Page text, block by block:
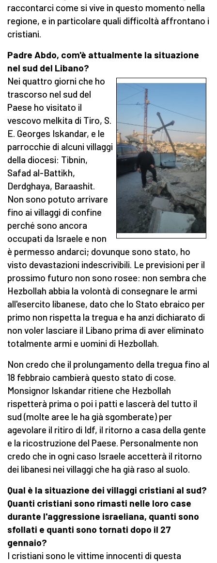
raccontarci come si vive in questo momento nella
regione, e in particolare quali difficoltà affrontano i
cristiani.
Padre Abdo, com'è attualmente la situazione
nel sud del Libano?
Nei quattro giorni che ho
trascorso nel sud del
Paese ho visitato il
vescovo melkita di Tiro, S.
E. Georges Iskandar, e le
parrocchie di alcuni villaggi
della diocesi: Tibnin,
Safad al-Battikh,
Derdghaya, Baraashit.
Non sono potuto arrivare
fino ai villaggi di confine
perché sono ancora
occupati da Israele e non
è permesso andarci; dovunque sono stato, ho
visto devastazioni indescrivibili. Le previsioni per il
prossimo futuro non sono rosee: non sembra che
Hezbollah abbia la volontà di consegnare le armi
all'esercito libanese, dato che lo Stato ebraico per
primo non rispetta la tregua e ha anzi dichiarato di
non voler lasciare il Libano prima di aver eliminato
totalmente armi e uomini di Hezbollah.
Non credo che il prolungamento della tregua fino al
18 febbraio cambierà questo stato di cose.
Monsignor Iskandar ritiene che Hezbollah
rispetterà prima o poi i patti e lascerà del tutto il
sud (molte aree le ha già sgomberate) per
agevolare il ritiro di Idf, il ritorno a casa della gente
e la ricostruzione del Paese. Personalmente non
credo che in ogni caso Israele accetterà il ritorno
dei libanesi nei villaggi che ha già raso al suolo.
Qual è la situazione dei villaggi cristiani al sud?
Quanti cristiani sono rimasti nelle loro case
durante l'aggressione israeliana, quanti sono
sfollati e quanti sono tornati dopo il 27
gennaio?
I cristiani sono le vittime innocenti di questa